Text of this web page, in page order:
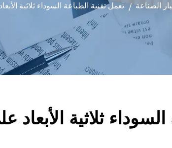
الصناعة / تعمل تقنية الطباعة السوداء ثلاثية
ثلاثية الأبعاد